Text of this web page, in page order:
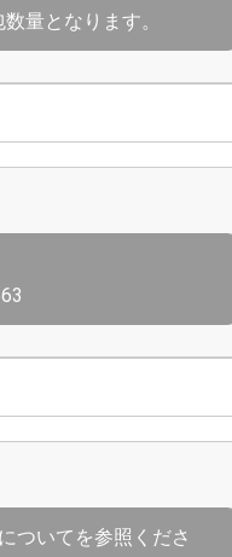
量となります。
についてを参照くださ